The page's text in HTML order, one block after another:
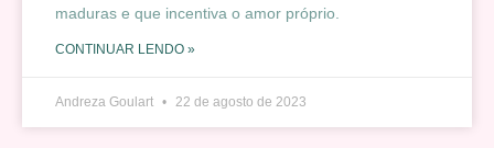
maduras e que incentiva o amor próprio.
CONTINUAR LENDO »
Andreza Goulart 22 de agosto de 2023